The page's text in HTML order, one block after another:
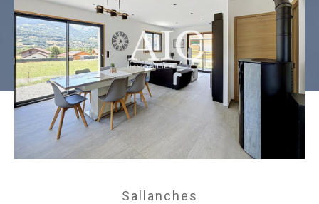
Sallanches